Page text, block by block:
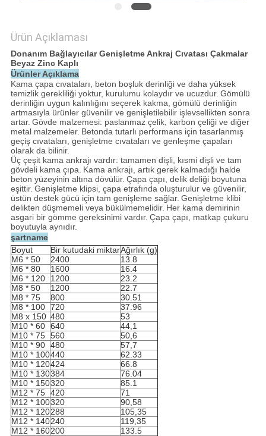
Ürün Açıklaması
Donanım Bağlayıcılar Genişletme Ankraj Cıvatası Çakmalar
Beyaz Zinc Kaplı
Ürünler Açıklama
Kama çapa cıvataları, beton boşluk derinliği ve daha yüksek
temizlik gerekliliği yoktur, kurulumu kolaydır ve ucuzdur. Gömülü
derinliğin uygun kalınlığını seçerek kakma, gömülü derinliğin
artmasıyla ürünler güvenilir ve genişletilebilir işlevsellikten sonra
artar. Gövde malzemesi: paslanmaz çelik, karbon çeliği ve diğer
metal malzemeler. Betonda tutarlı performans için tasarlanmış
geçiş cıvataları, genişletme cıvataları ve genleşme çapaları
olarak da bilinir.
Üç çeşit kama ankrajı vardır: tamamen dişli, kısmi dişli ve tam
gövdeli kama çıpa. Kama ankrajı, artık gerek kalmadığı halde
beton yüzeyinin altına dövülür. Çapa çapı, delik deliği boyutuna
eşittir. Genişletme klipsi, çapa etrafında oluşturulur ve güvenilir,
üstün destek gücü için tam genişleme sağlar. Genişletme klibi
delikten düşmemeli veya bükülmemelidir. Her kama demirinin
asgari bir gömme gereksinimi vardır. Çapa çapı, matkap çukuru
boyutuyla aynıdır.
şartname
Boyut
Bir kutudaki miktarAğırlık (g)
M6 * 50
2400
13.8
M6 * 80
1600
16.4
M6 * 120
1200
23.2
M8 * 50
1200
22.7
M8 * 75
800
30.51
M8 * 100 720
37.96
M8 x 150 480
53
M10 * 60 640
44,1
M10 * 75 560
50,6
M10 * 90 480
57,7
M10 * 100440
62.33
M10 * 120424
66.8
M10 * 130384
76.04
M10 * 150320
85.1
M12 * 75 420
71
M12 * 100320
90,58
M12 * 120288
105,35
M12 * 140240
119,35
M12 * 160200
133.5